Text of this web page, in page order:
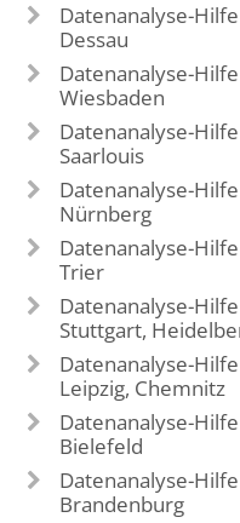
Datenanalyse-
Dessau
Datenanalyse-
Wiesbaden
Datenanalyse-Hilfe
Saarlouis
Datenanalyse-
Nürnberg
Datenanalyse-Hilfe
Trier
Datenanalyse-Hilfe
Stuttgart,
Datenanalyse-
Leipzig, Chemnitz
Datenanalyse-
Bielefeld
Datenanalyse-Hilfe
Brandenburg